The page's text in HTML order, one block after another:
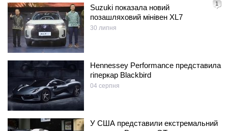
1
Suzuki показала новий
позашляховий мінівен XL7
30 липня
Hennessey Performance представила
гіперкар Blackbird
04 серпня
У США представили екстремальний